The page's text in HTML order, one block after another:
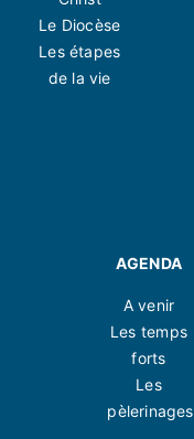
Le Diocèse
Les étapes
de la vie
AGENDA
A venir
Les temps
forts
Les
pèlerinages